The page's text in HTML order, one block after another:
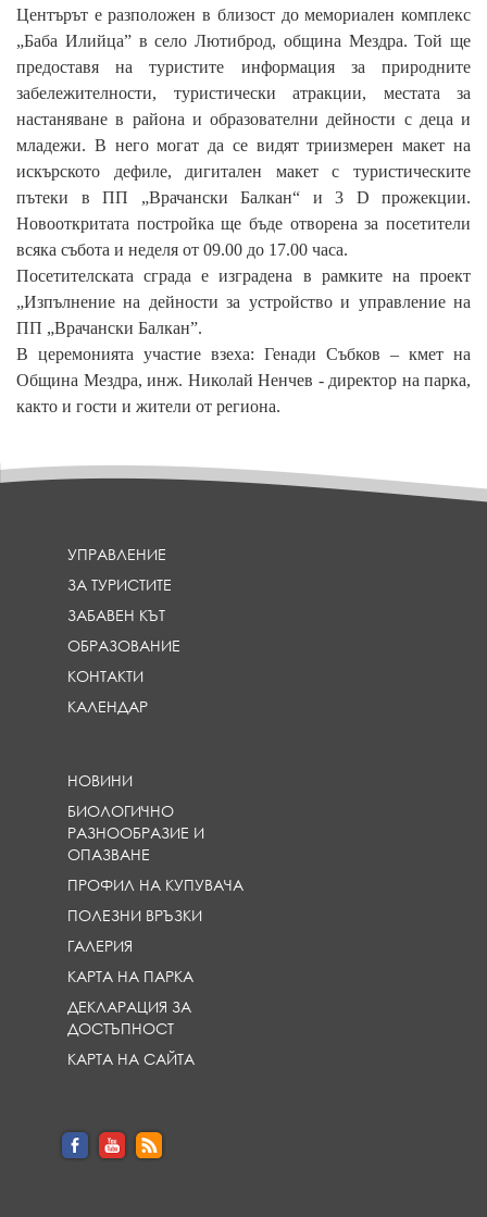
Центърът е разположен в близост до мемориален комплекс
„Баба Илийца” в село Лютиброд, община Мездра. Той ще
предоставя на туристите информация за природните
забележителности, туристически атракции, местата за
настаняване в района и образователни дейности с деца и
младежи. В него могат да се видят триизмерен макет на
искърското дефиле, дигитален макет с туристическите
пътеки в ПП „Врачански Балкан“ и 3 D прожекции.
Новооткритата постройка ще бъде отворена за посетители
всяка събота и неделя от 09.00 до 17.00 часа.
Посетителската сграда е изградена в рамките на проект
„Изпълнение на дейности за устройство и управление на
ПП „Врачански Балкан”.
В церемонията участие взеха: Генади Събков – кмет на
Община Мездра, инж. Николай Ненчев - директор на парка,
както и гости и жители от региона.
УПРАВЛЕНИЕ
ЗА ТУРИСТИТЕ
ЗАБАВЕН КЪТ
ОБРАЗОВАНИЕ
КОНТАКТИ
КАЛЕНДАР
НОВИНИ
БИОЛОГИЧНО
РАЗНООБРАЗИЕ И
ОПАЗВАНЕ
ПРОФИЛ НА КУПУВАЧА
ПОЛЕЗНИ ВРЪЗКИ
ГАЛЕРИЯ
КАРТА НА ПАРКА
ДЕКЛАРАЦИЯ ЗА
ДОСТЪПНОСТ
КАРТА НА САЙТА